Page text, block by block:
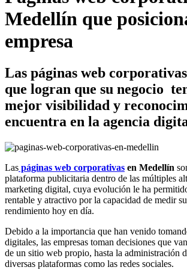
Medellín que
empresa
Las páginas web
que logran que su negocio
mejor visibilidad y
encuentra en la agencia
Las páginas web corporativas en Medellín
plataforma publicitaria dentro de las múltiples
marketing digital, cuya evolución le ha
rentable y atractivo por la capacidad de medir
rendimiento hoy en día.
Debido a la importancia que han venido
digitales, las empresas toman decisiones que
de un sitio web propio, hasta la administración
diversas plataformas como las redes sociales.